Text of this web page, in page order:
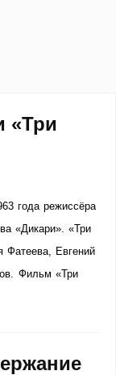
«Три
года режиссёра
«Дикари». «Три
Евгений
Фильм «Три